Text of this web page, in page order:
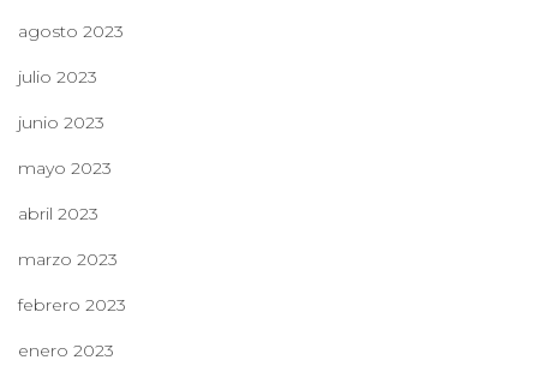
agosto 2023
julio 2023
junio 2023
mayo 2023
abril 2023
marzo 2023
febrero 2023
enero 2023